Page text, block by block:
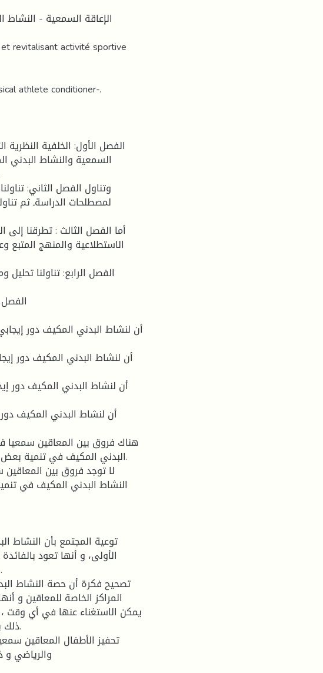
الإعاقة السمعية - النشاط
revitalisant activité sportive
athlete conditioner-.
الفصل الأول: الخلفية
السمعية والنشاط البدني
وتناول الفصل الثاني:
لمصطلحات الدراسةـ ثم
أما الفصل الثالث : تطرقنا إلى
الاستطلاعية والمنهج المتبع
الفصل الرابع: تناولنا
البدني المكيف في تنمية بعض
النشاط البدني المكيف في
الأولى، و أنها تعود
المراكز الخاصة للمعاقين و
يمكن الاستغناء عنها في أي وقت
ذلك
والرياضي و